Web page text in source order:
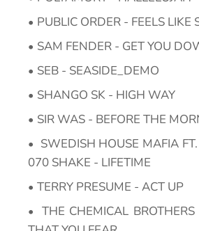
PUBLIC ORDER - FEELS LIKE
SAM FENDER - GET YOU
SEB - SEASIDE_DEMO
SHANGO SK - HIGH WAY
SIR WAS - BEFORE THE
SWEDISH HOUSE MAFIA
070 SHAKE - LIFETIME
TERRY PRESUME - ACT UP
THE CHEMICAL